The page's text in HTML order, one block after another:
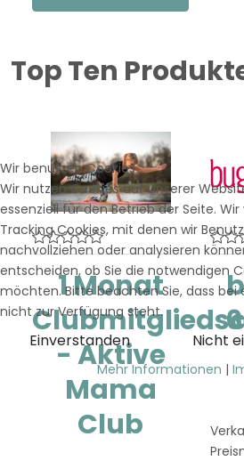
Top Ten
1 Monat
- Aktive
Mama
Club
Wir benutzen Cookies
Wir nutzen Cookies auf unserer
essenziell für den Betrieb der Seite.
Tracking Cookies, mit denen wir
nachvollziehen oder analysieren
entscheiden, ob Sie die notwendigen
möchten. Bitte beachten Sie, dass bei
nicht zur Verfügung steht.
Einverstanden Nicht
Mehr Informationen |